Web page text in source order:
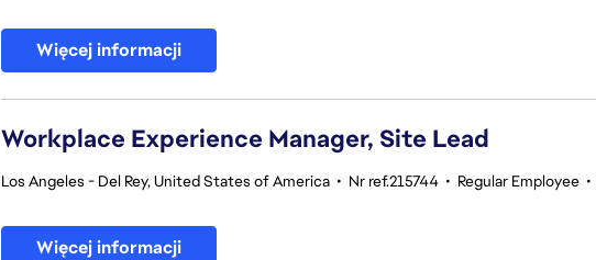
Więcej informacji
Workplace Experience Manager, Site Lead
Los Angeles - Del Rey, United States of America • Nr ref.215744 • Regular Employee •
Więcej informacji